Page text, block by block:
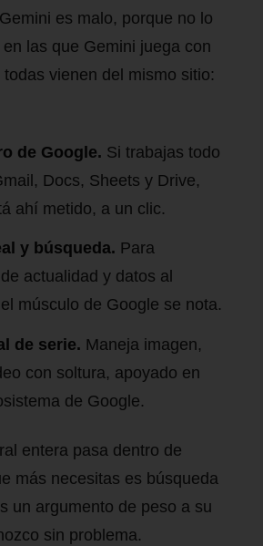
es malo, porque no lo
las que Gemini juega con
vienen del mismo sitio:
de Google. Si trabajas todo
Docs, Sheets y Drive,
ahí metido, a un clic.
y búsqueda. Para
actualidad y datos al
músculo de Google se nota.
de serie. Maneja imagen,
con soltura, apoyado en
de Google.
entera pasa dentro de
más necesitas es búsqueda
un argumento de peso a su
sin problema.